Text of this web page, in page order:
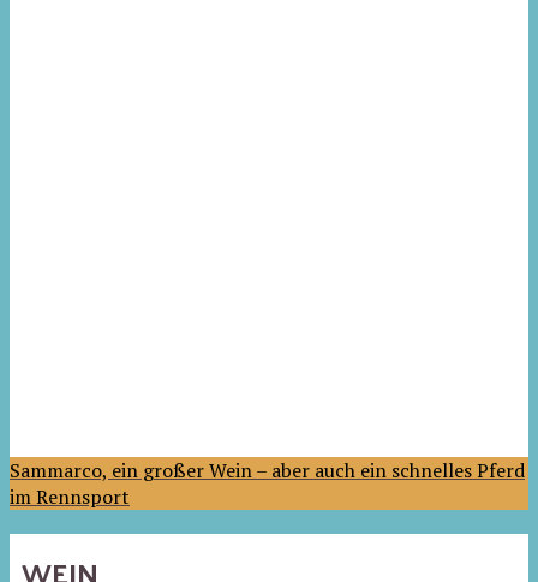
Sammarco, ein großer Wein – aber auch ein schnelles Pferd
im Rennsport